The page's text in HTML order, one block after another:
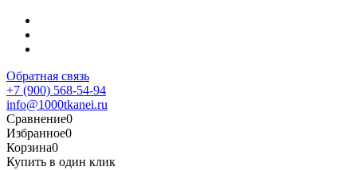
Обратная связь
+7 (900) 568-54-94
info@1000tkanei.ru
Сравнение0
Избранное0
Корзина0
Купить в один клик